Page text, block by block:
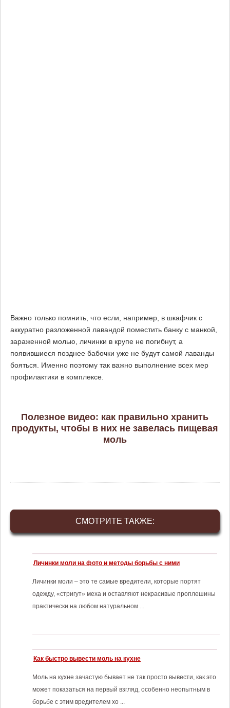
Важно только помнить, что если, например, в шкафчик с
аккуратно разложенной лавандой поместить банку с манкой,
зараженной молью, личинки в крупе не погибнут, а
появившиеся позднее бабочки уже не будут самой лаванды
бояться. Именно поэтому так важно выполнение всех мер
профилактики в комплексе.
Полезное видео: как правильно хранить
продукты, чтобы в них не завелась пищевая
моль
СМОТРИТЕ ТАКЖЕ:
Личинки моли на фото и методы борьбы с ними
Личинки моли – это те самые вредители, которые портят
одежду, «стригут» меха и оставляют некрасивые проплешины
практически на любом натуральном ...
Как быстро вывести моль на кухне
Моль на кухне зачастую бывает не так просто вывести, как это
может показаться на первый взгляд, особенно неопытным в
борьбе с этим вредителем хо ...